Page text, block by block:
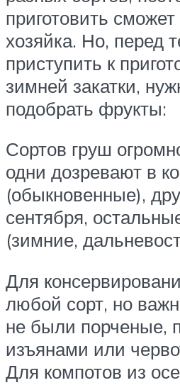
приготовить
хозяйка. Но, перед
приступить к
зимней закатки,
подобрать фрукты:
Сортов груш
одни дозревают в
(обыкновенные),
сентября,
(зимние,
Для
любой сорт, но
не были порченые,
изъянами или
Для компотов из